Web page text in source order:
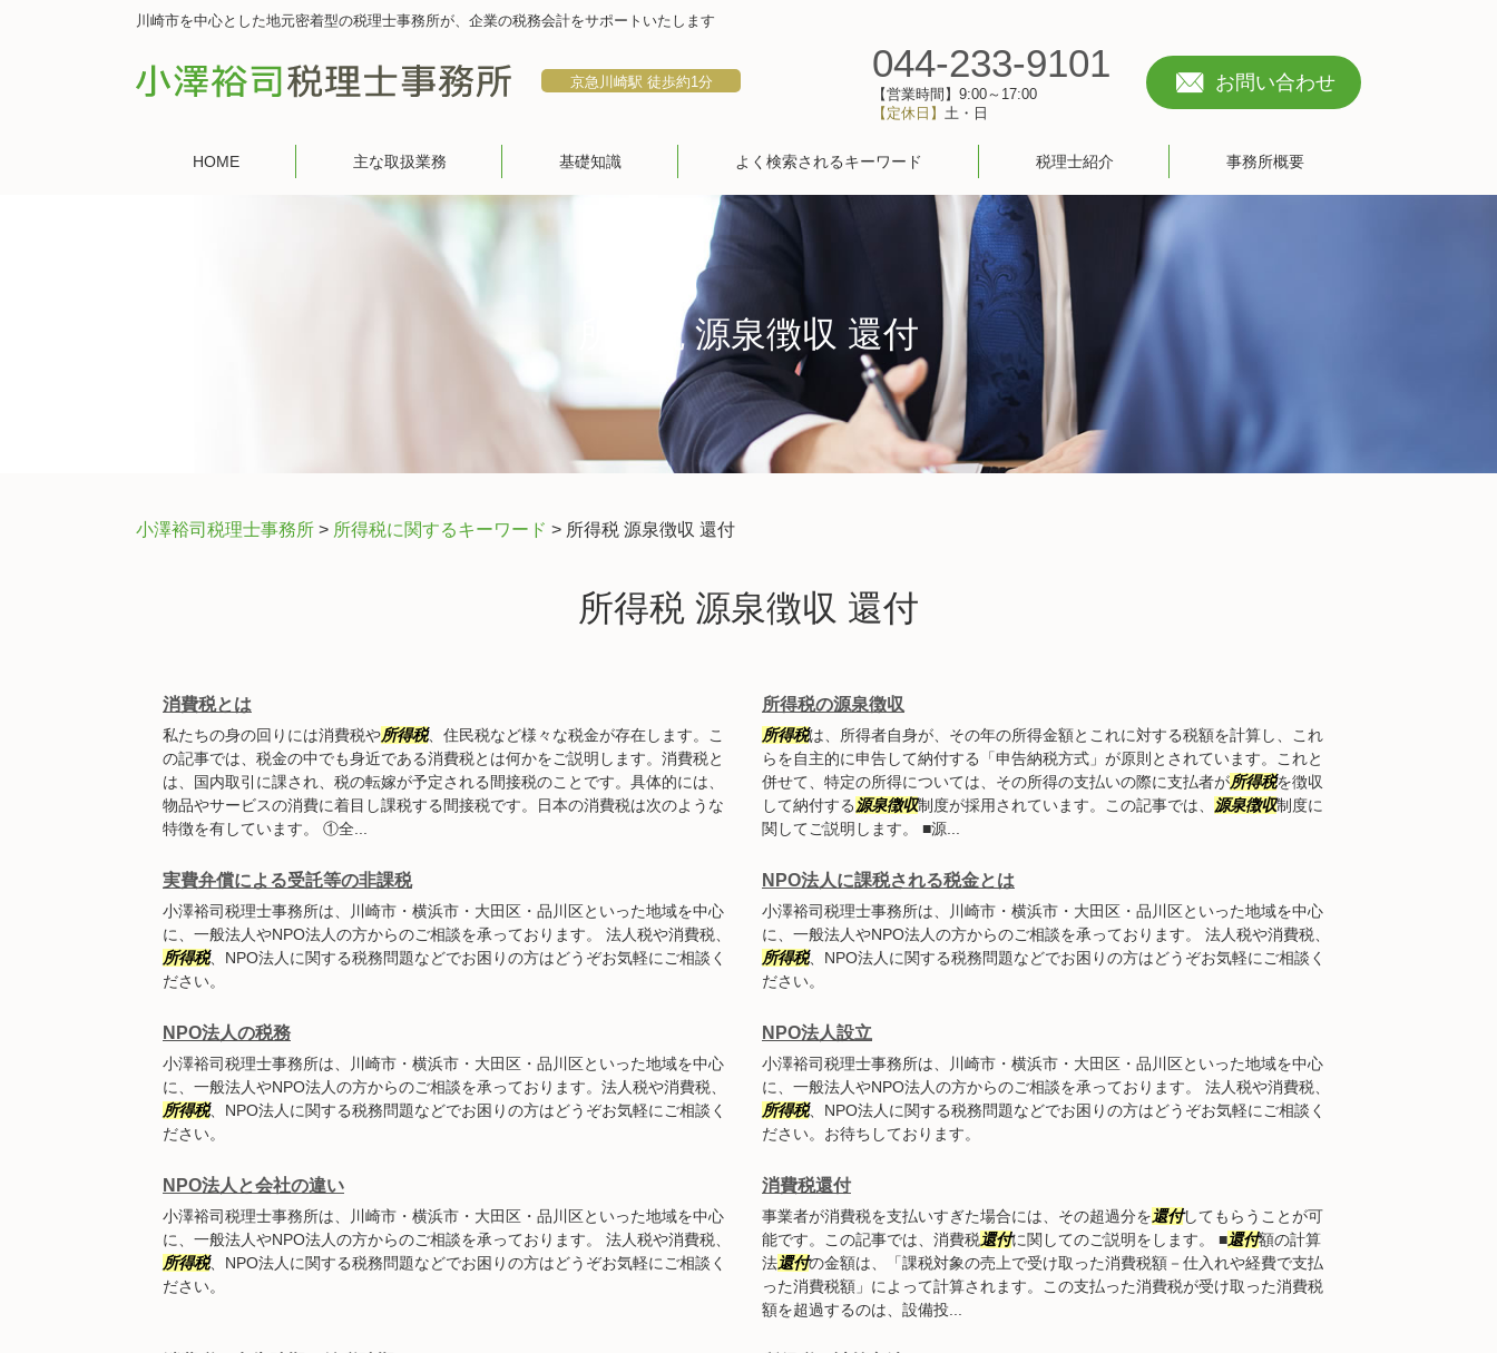
所得税 源泉徴収 還付
川崎市を中心とした地元密着型の税理士事務所が、企業の税務会計をサポートいたします
京急川崎駅 徒歩約1分 044-233-9101
【営業時間】9:00～17:00
【定休日】 土・日
お問い合わせ
HOME 主な取扱業務 基礎知識 よく検索されるキーワード 税理士紹介 事務所概要
小澤裕司税理士事務所 > 所得税に関するキーワード > 所得税 源泉徴収 還付
所得税 源泉徴収 還付
消費税とは
私たちの身の回りには消費税や所得税、住民税など様々な税金が存在します。こ
の記事では、税金の中でも身近である消費税とは何かをご説明します。消費税と
は、国内取引に課され、税の転嫁が予定される間接税のことです。具体的には、
物品やサービスの消費に着目し課税する間接税です。日本の消費税は次のような
特徴を有しています。 ①全...
所得税の源泉徴収
所得税は、所得者自身が、その年の所得金額とこれに対する税額を計算し、これ
らを自主的に申告して納付する「申告納税方式」が原則とされています。これと
併せて、特定の所得については、その所得の支払いの際に支払者が所得税を徴収
して納付する源泉徴収制度が採用されています。この記事では、 源泉徴収制度に
関してご説明します。 ■源...
実費弁償による受託等の非課税
小澤裕司税理士事務所は、川崎市・横浜市・大田区・品川区といった地域を中心
に、一般法人やNPO法人の方からのご相談を承っております。 法人税や消費税、
所得税、NPO法人に関する税務問題などでお困りの方はどうぞお気軽にご相談く
ださい。
NPO法人に課税される税金とは
小澤裕司税理士事務所は、川崎市・横浜市・大田区・品川区といった地域を中心
に、一般法人やNPO法人の方からのご相談を承っております。 法人税や消費税、
所得税、NPO法人に関する税務問題などでお困りの方はどうぞお気軽にご相談く
ださい。
NPO法人の税務
小澤裕司税理士事務所は、川崎市・横浜市・大田区・品川区といった地域を中心
に、一般法人やNPO法人の方からのご相談を承っております。法人税や消費税、
所得税、NPO法人に関する税務問題などでお困りの方はどうぞお気軽にご相談く
ださい。
NPO法人設立
小澤裕司税理士事務所は、川崎市・横浜市・大田区・品川区といった地域を中心
に、一般法人やNPO法人の方からのご相談を承っております。 法人税や消費税、
所得税、NPO法人に関する税務問題などでお困りの方はどうぞお気軽にご相談く
ださい。お待ちしております。
NPO法人と会社の違い
小澤裕司税理士事務所は、川崎市・横浜市・大田区・品川区といった地域を中心
に、一般法人やNPO法人の方からのご相談を承っております。 法人税や消費税、
所得税、NPO法人に関する税務問題などでお困りの方はどうぞお気軽にご相談く
ださい。
消費税還付
事業者が消費税を支払いすぎた場合には、その超過分を還付してもらうことが可
能です。この記事では、消費税還付に関してのご説明をします。 ■還付額の計算
法還付の金額は、「課税対象の売上で受け取った消費税額－仕入れや経費で支払
った消費税額」によって計算されます。この支払った消費税が受け取った消費税
額を超過するのは、設備投...